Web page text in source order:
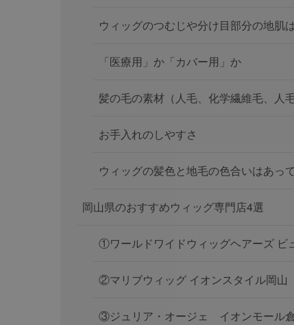
ウィッグのつむじや分け目部分の地肌
「医療用」か「カバー用」か
髪の毛の素材（人毛、化学繊維毛、人
お手入れのしやすさ
ウィッグの髪色と地毛の色合いはあっ
岡山県のおすすめウィッグ専門店4選
①ワールドワイドウィッグヘアーズ ビ
②マリブウィッグ イオンスタイル岡山
③ジュリア・オージェ イオンモール